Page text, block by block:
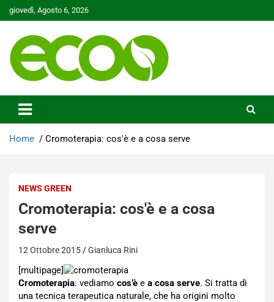
Skip
to
giovedì, Agosto 6, 2026
Ecoo.it
Home Cromoterapia: cos'è e a cosa serve
NEWS GREEN
Cromoterapia: cos'è e a cosa
serve
12 Ottobre 2015 Gianluca Rini
[multipage]
Cromoterapia: vediamo cos’è e a cosa serve. Si tratta di
una tecnica terapeutica naturale, che ha origini molto